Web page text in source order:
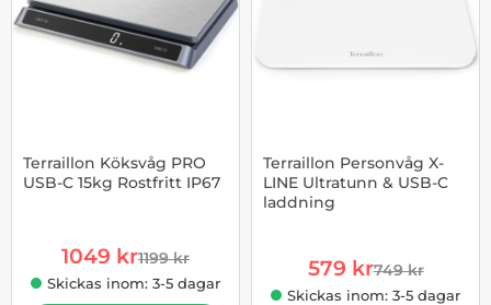
Terraillon Köksvåg PRO
USB-C 15kg Rostfritt IP67
rea pris
1049 krtidigare pris
1199 kr
Skickas inom: 3-5 dagar
Terraillon Personvåg X-
LINE Ultratunn & USB-C
laddning
rea pris
579 krtidigare pris
749 kr
Skickas inom: 3-5 dagar